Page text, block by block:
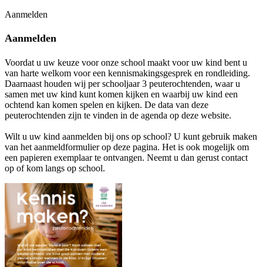
Aanmelden
Aanmelden
Voordat u uw keuze voor onze school maakt voor uw kind bent u
van harte welkom voor een kennismakingsgesprek en rondleiding.
Daarnaast houden wij per schooljaar 3 peuterochtenden, waar u
samen met uw kind kunt komen kijken en waarbij uw kind een
ochtend kan komen spelen en kijken. De data van deze
peuterochtenden zijn te vinden in de agenda op deze website.
Wilt u uw kind aanmelden bij ons op school? U kunt gebruik maken
van het aanmeldformulier op deze pagina. Het is ook mogelijk om
een papieren exemplaar te ontvangen. Neemt u dan gerust contact
op of kom langs op school.